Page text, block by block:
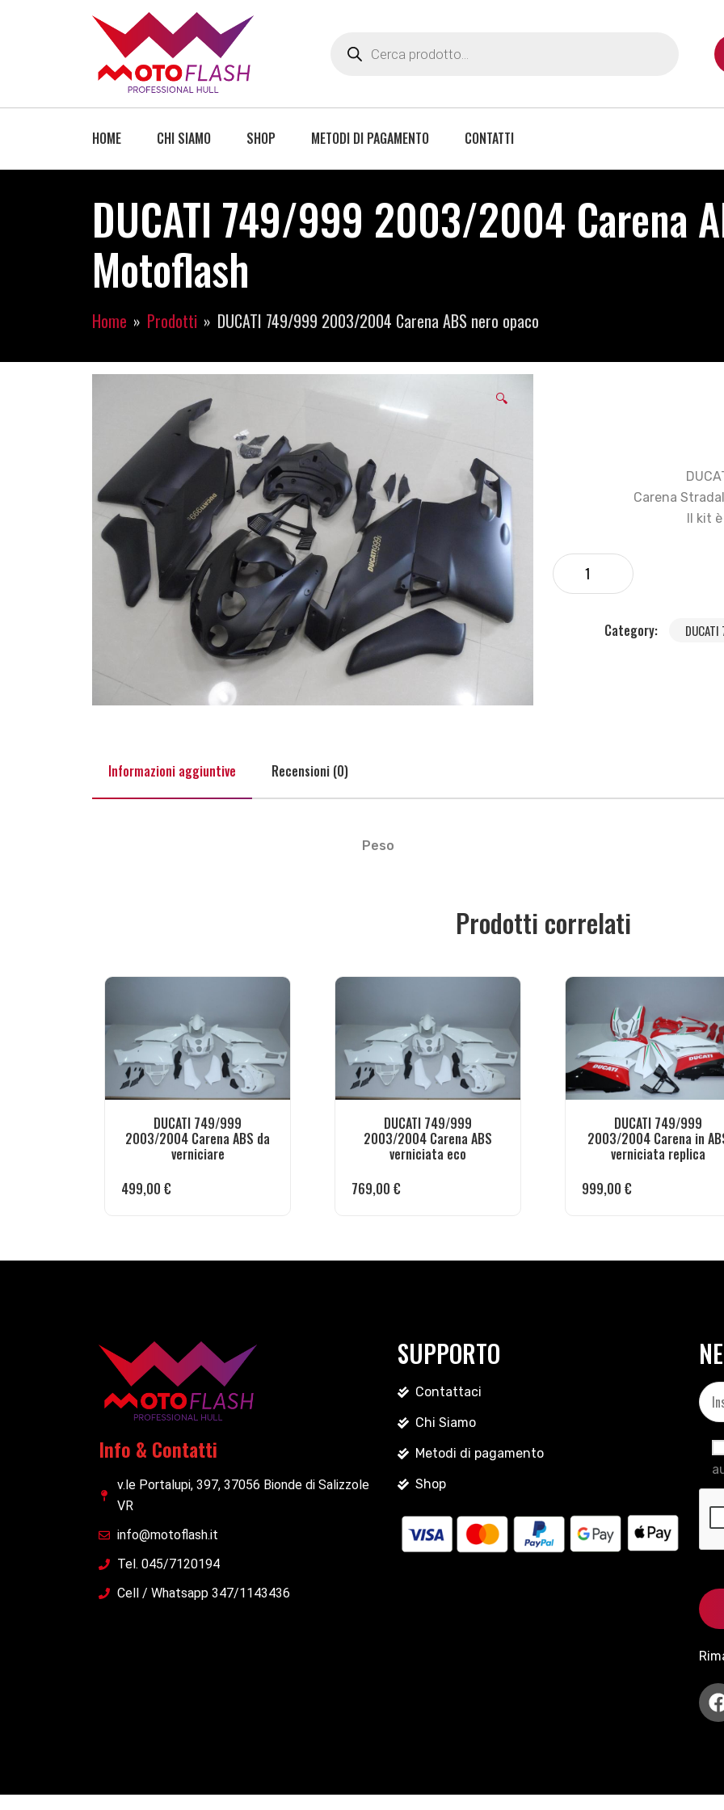
HOME CHI SIAMO SHOP METODI DI PAGAMENTO CONTATTI
DUCATI 749/999 2003/2004 Carena
Motoflash
Home Prodotti DUCATI 749/999 2003/2004 Carena ABS nero opaco
🔍
Carena
Il kit
Category:
Informazioni aggiuntive Recensioni (0)
Peso
Prodotti correlati
DUCATI 749/999
2003/2004 Carena ABS da
verniciare
499,00 €
DUCATI 749/999
2003/2004 Carena ABS
verniciata eco
769,00 €
DUCATI 749/999
2003/2004 Carena in
verniciata replica
999,00 €
Info & Contatti
v.le Portalupi, 397, 37056 Bionde di Salizzole
VR
info@motoflash.it
Tel. 045/7120194
Cell / Whatsapp 347/1143436
SUPPORTO
Contattaci
Chi Siamo
Metodi di pagamento
Shop